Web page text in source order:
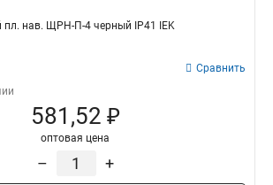
пл. нав. ЩРН-П-4 черный IP41 IEK
Сравнить
581,52 ₽
оптовая цена
– +